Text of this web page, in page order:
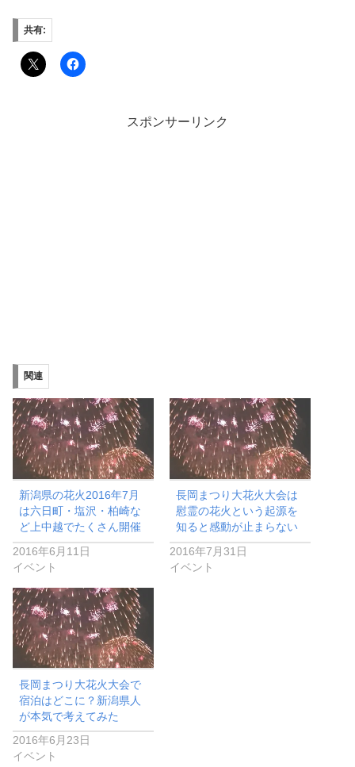
共有:
スポンサーリンク
関連
新潟県の花火2016年7月
は六日町・塩沢・柏崎な
ど上中越でたくさん開催
2016年6月11日
イベント
長岡まつり大花火大会は
慰霊の花火という起源を
知ると感動が止まらない
2016年7月31日
イベント
長岡まつり大花火大会で
宿泊はどこに？新潟県人
が本気で考えてみた
2016年6月23日
イベント